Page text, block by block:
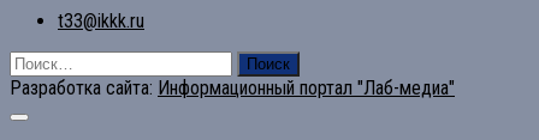
t33@ikkk.ru
Найти:
Разработка сайта: Информационный портал "Лаб-медиа"